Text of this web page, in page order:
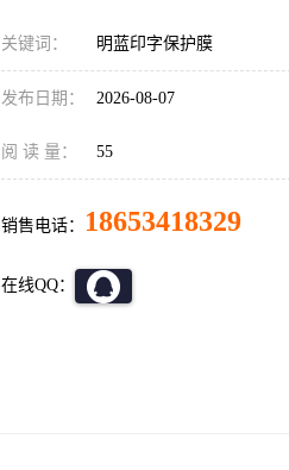
关键词： 明蓝印字保护膜
发布日期： 2026-08-07
阅 读 量： 55
销售电话： 18653418329
在线QQ：